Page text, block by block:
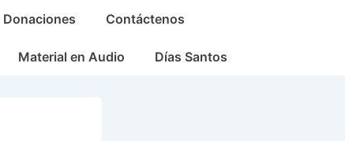
Donaciones Contáctenos
Material en Audio Días Santos